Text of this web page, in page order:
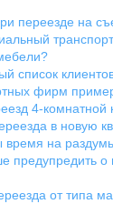
переезде на
список
фирм
4-комнатной
в новую
время на
предупредить
от типа